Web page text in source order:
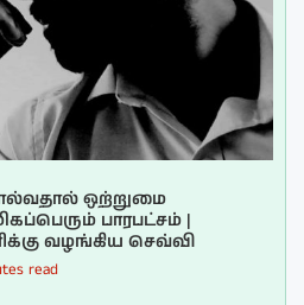
ஒற்றுமை
பாரபட்சம் |
வழங்கிய செவ்வி
read